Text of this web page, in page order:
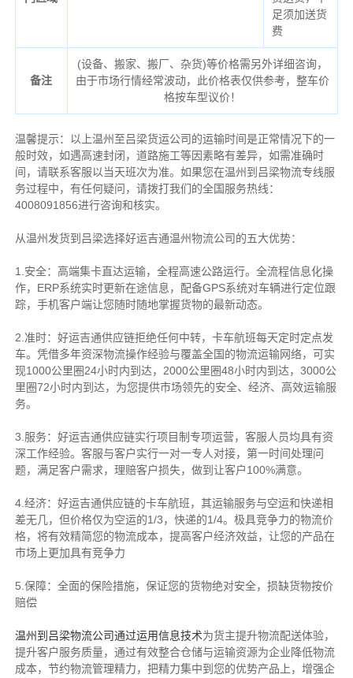
足须加送货
费
备注
(设备、搬家、搬厂、杂货)等价格需另外详细咨询，
由于市场行情经常波动，此价格表仅供参考，整车价
格按车型议价！
温馨提示：以上温州至吕梁货运公司的运输时间是正常情况下的一
般时效，如遇高速封闭，道路施工等因素略有差异，如需准确时
间，请联系客服以当天班次为准。如果您在温州到吕梁物流专线服
务过程中，有任何疑问，请拨打我们的全国服务热线：
4008091856进行咨询和核实。
从温州发货到吕梁选择好运吉通温州物流公司的五大优势：
1.安全：高端集卡直达运输，全程高速公路运行。全流程信息化操
作，ERP系统实时更新在途信息，配备GPS系统对车辆进行定位跟
踪，手机客户端让您随时随地掌握货物的最新动态。
2.准时：好运吉通供应链拒绝任何中转，卡车航班每天定时定点发
车。凭借多年资深物流操作经验与覆盖全国的物流运输网络，可实
现1000公里圈24小时内到达，2000公里圈48小时内到达，3000公
里圈72小时内到达，为您提供市场领先的安全、经济、高效运输服
务。
3.服务：好运吉通供应链实行项目制专项运营，客服人员均具有资
深工作经验。客服与客户实行一对一专人对接，第一时间处理问
题，满足客户需求，理赔客户损失，做到让客户100%满意。
4.经济：好运吉通供应链的卡车航班，其运输服务与空运和快递相
差无几，但价格仅为空运的1/3，快递的1/4。极具竞争力的物流价
格，将有效精简您的物流成本，提高客户经济效益，让您的产品在
市场上更加具有竞争力
5.保障：全面的保险措施，保证您的货物绝对安全，损缺货物按价
赔偿
温州到吕梁物流公司通过运用信息技术为货主提升物流配送体验，
提升客户服务质量，通过有效整合仓储与运输资源为企业降低物流
成本， 节约物流管理精力，把精力集中到您的优势产品上，增强企